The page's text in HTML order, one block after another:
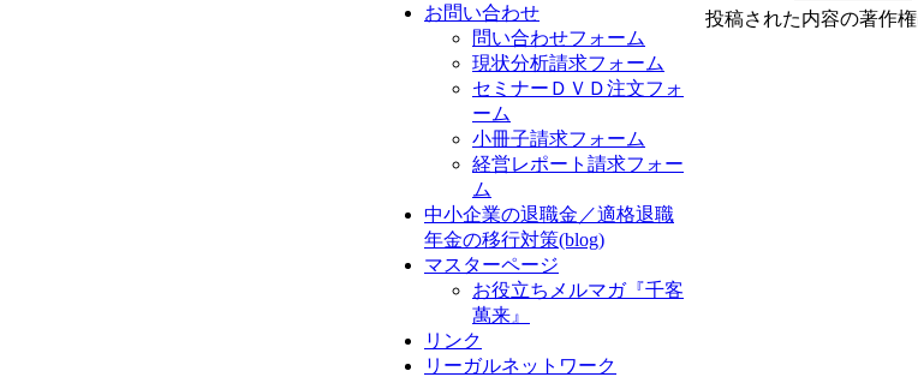
お問い合わせ
問い合わせフォーム
現状分析請求フォーム
セミナーＤＶＤ注文フォ
ーム
小冊子請求フォーム
経営レポート請求フォー
ム
中小企業の退職金／適格退職
年金の移行対策(blog)
マスターページ
お役立ちメルマガ『千客
萬来』
リンク
リーガルネットワーク
投稿された内容の著作